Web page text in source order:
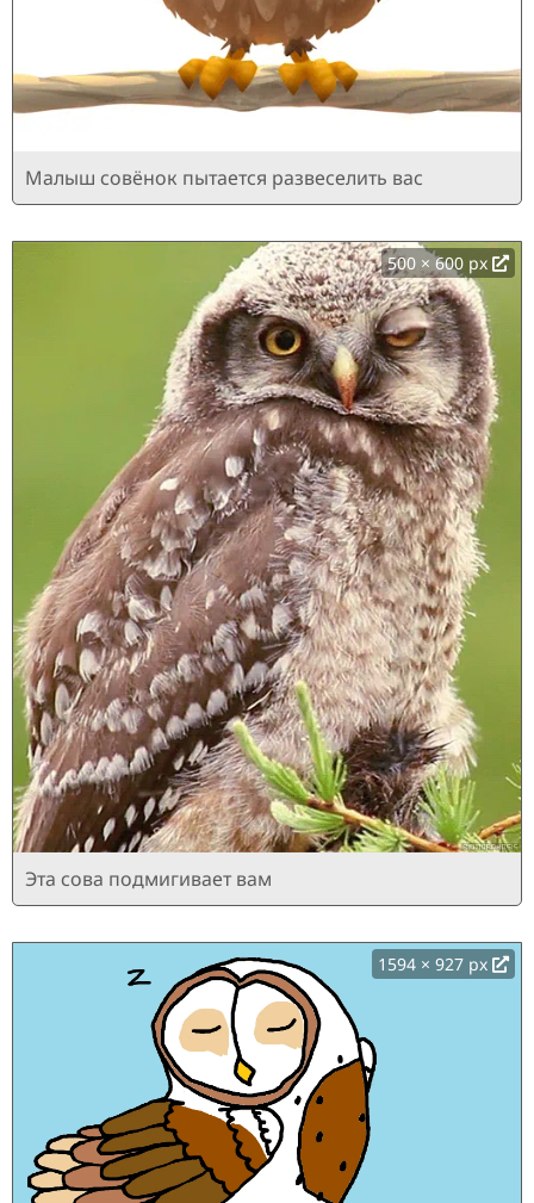
Малыш совёнок пытается развеселить вас
500 × 600 px
Эта сова подмигивает вам
1594 × 927 px